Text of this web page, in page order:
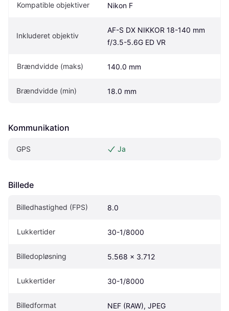
Kompatible objektiver Nikon F
Inkluderet objektiv
AF-S DX NIKKOR 18-140 mm
f/3.5-5.6G ED VR
Brændvidde (maks) 140.0 mm
Brændvidde (min) 18.0 mm
Kommunikation
GPS Ja
Billede
Billedhastighed (FPS) 8.0
Lukkertider 30-1/8000
Billedopløsning 5.568 x 3.712
Lukkertider 30-1/8000
Billedformat NEF (RAW), JPEG